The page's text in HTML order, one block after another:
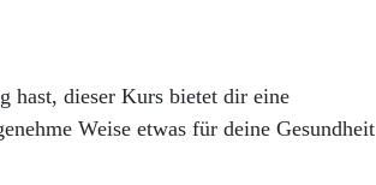
hast, dieser Kurs bietet dir eine
Weise etwas für deine Gesundheit